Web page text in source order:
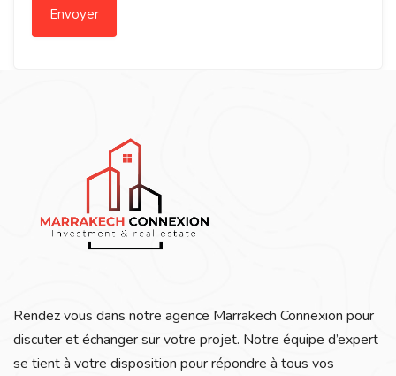
Rendez vous dans notre agence Marrakech Connexion pour
discuter et échanger sur votre projet. Notre équipe d’expert
se tient à votre disposition pour répondre à tous vos